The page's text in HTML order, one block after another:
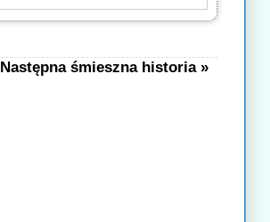
Następna śmieszna historia »